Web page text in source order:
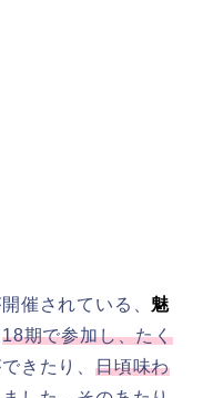
催されている、 魅
18期で参加し、たく
きたり、日頃味わ